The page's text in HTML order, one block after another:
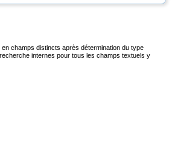
champs distincts après détermination du type
internes pour tous les champs textuels y